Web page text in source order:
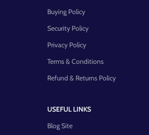
Buying Policy
Security Policy
Privacy Policy
Terms & Conditions
Refund & Returns Policy
USEFUL LINKS
Blog Site